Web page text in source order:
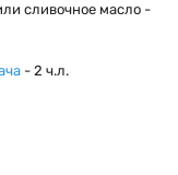
сливочное масло -
- 2 ч.л.